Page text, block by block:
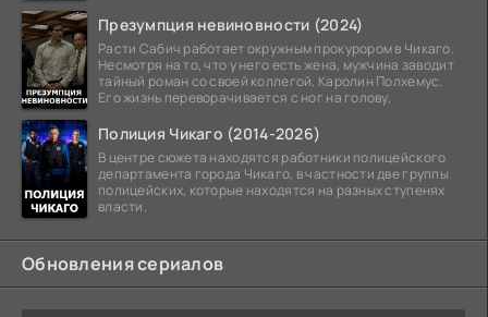
Презумпция невиновности (2024)
Расти Сабич работает окружным прокурором в Чикаго.
Несмотря на то, что у него есть жена, мужчина заводит
тайный роман со своей коллегой, Каролин Полхемус.
Его жизнь переворачивается с ног на голову,
Полиция Чикаго (2014-2026)
В центре сюжета находятся работники полицейского
департамента города Чикаго, в частности две группы
полицейских, которые находятся на разных ступенях
власти.
Обновления сериалов